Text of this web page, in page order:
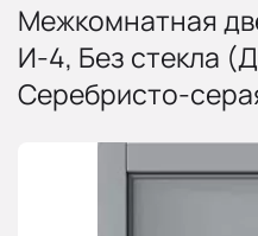
Межкомнатная
И-4, Без стекла
Серебристо-